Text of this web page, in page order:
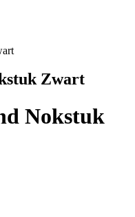
Zwart
Nokstuk